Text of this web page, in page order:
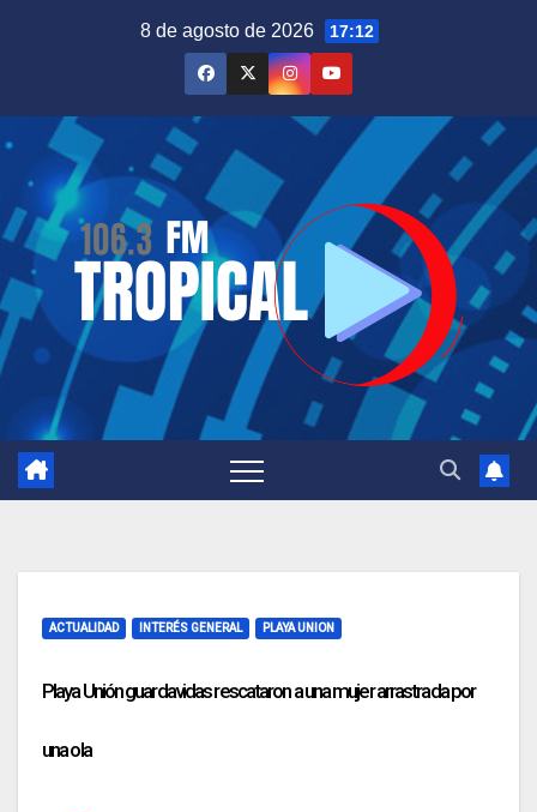
8 de agosto de 2026 17:12
ACTUALIDAD INTERÉS GENERAL PLAYA UNION
Playa Unión guardavidas rescataron a una mujer arrastrada por
una ola